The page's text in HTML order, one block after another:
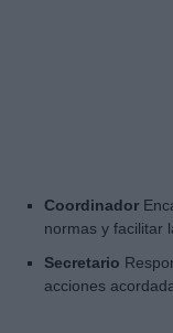
Coordinador
normas y facilitar
Secretario
acciones